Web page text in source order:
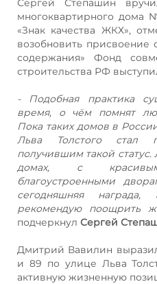
многоквартирного дома
«Знак качества ЖКХ»,
возобновить присвоение
содержания» Фонд
строительства РФ
- Подобная практика
время, о чём помнят
Пока таких домов в
Льва Толстого стал
получившим такой
домах, с
благоустроенными
сегодняшняя
рекомендую поощрить
подчеркнул Сергей
Дмитрий Вавилин
и 89 по улице Льва
активную жизненную